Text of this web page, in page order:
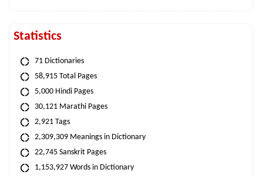
Statistics
71 Dictionaries
58,915 Total Pages
5,000 Hindi Pages
30,121 Marathi Pages
2,921 Tags
2,309,309 Meanings in Dictionary
22,745 Sanskrit Pages
1,153,927 Words in Dictionary